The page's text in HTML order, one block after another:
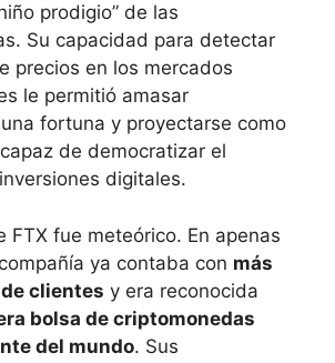
prodigio” de las
Su capacidad para detectar
precios en los mercados
le permitió amasar
fortuna y proyectarse como
de democratizar el
digitales.
FTX fue meteórico. En apenas
ya contaba con más
clientes y era reconocida
bolsa de criptomonedas
del mundo. Sus